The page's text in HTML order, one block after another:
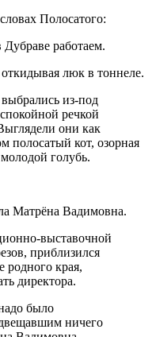
Полосатого:
работаем.
люк в тоннеле.
из-под
речкой
они как
полосатый кот, озорная
голубь.
Матрёна Вадимовна.
выставочной
приблизился
родного края,
директора.
было
ничего